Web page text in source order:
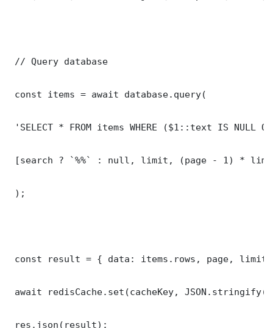
// Query database
const items = await database.query(
'SELECT * FROM items WHERE ($1::text IS NULL
[search ? `%%` : null, limit, (page - 1) *
);
const result = { data: items.rows, page,
await redisCache.set(cacheKey,
res.json(result);